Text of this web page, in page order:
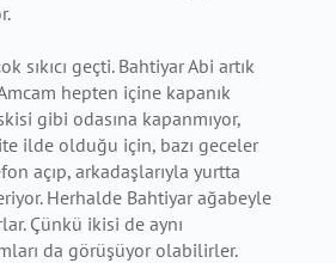
sıkıcı geçti. Bahtiyar Abi artık
hepten içine kapanık
gibi odasına kapanmıyor,
ilde olduğu için, bazı geceler
açıp, arkadaşlarıyla yurtta
Herhalde Bahtiyar ağabeyle
Çünkü ikisi de aynı
da görüşüyor olabilirler.